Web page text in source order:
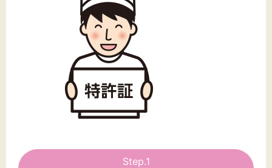
Step.1